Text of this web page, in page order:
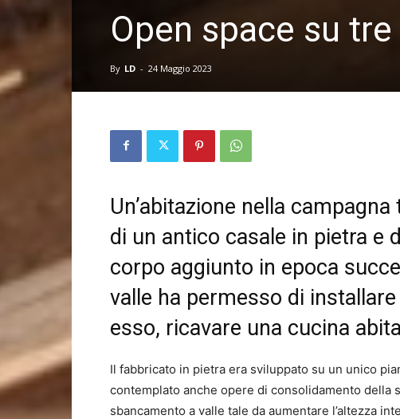
Open space su
By LD - 24 Maggio 2023
Un’abitazione nella
di un antico casale in pietra e
corpo aggiunto in epoca
valle ha permesso di
esso, ricavare una cucina
Il fabbricato in pietra era sviluppato su un unico
contemplato anche opere di consolidamento
sbancamento a valle tale da aumentare l’altezza